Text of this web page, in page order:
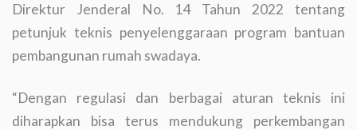
Direktur Jenderal No. 14 Tahun 2022 tentang
petunjuk teknis penyelenggaraan program bantuan
pembangunan rumah swadaya.
“Dengan regulasi dan berbagai aturan teknis ini
diharapkan bisa terus mendukung perkembangan